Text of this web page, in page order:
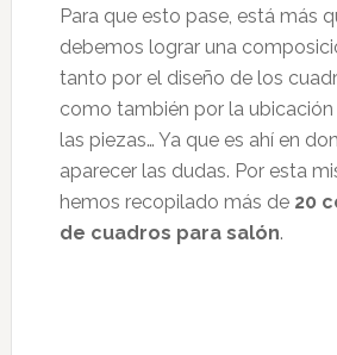
Para que esto pase, está más
debemos lograr una
tanto por el diseño de los
como también por la
las piezas… Ya que es ahí en
aparecer las dudas. Por esta
hemos recopilado más de 20
de cuadros para salón.